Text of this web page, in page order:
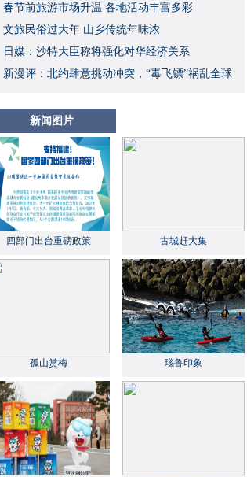
春节前旅游市场升温 各地活动丰富多彩
文旅民俗过大年 山乡传统年味浓
日媒：沙特大臣称将强化对华经济关系
新漫评：北约肆意挑动冲突，“毒飞镖”祸乱全球
新闻图片
四部门出台重磅政策 古城赶大集
孤山赏梅 瑙鲁印象